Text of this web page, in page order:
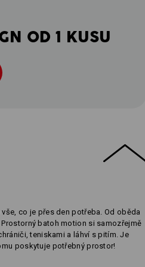
OD 1 KUSU
co je přes den potřeba. Od oběda
batoh motion si samozřejmě
teniskami a láhví s pitím. Je
poskytuje potřebný prostor!